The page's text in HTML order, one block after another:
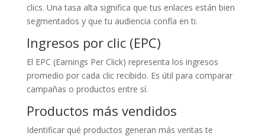
clics. Una tasa alta significa que tus enlaces están bien
segmentados y que tu audiencia confía en ti.
Ingresos por clic (EPC)
El EPC (Earnings Per Click) representa los ingresos
promedio por cada clic recibido. Es útil para comparar
campañas o productos entre sí.
Productos más vendidos
Identificar qué productos generan más ventas te